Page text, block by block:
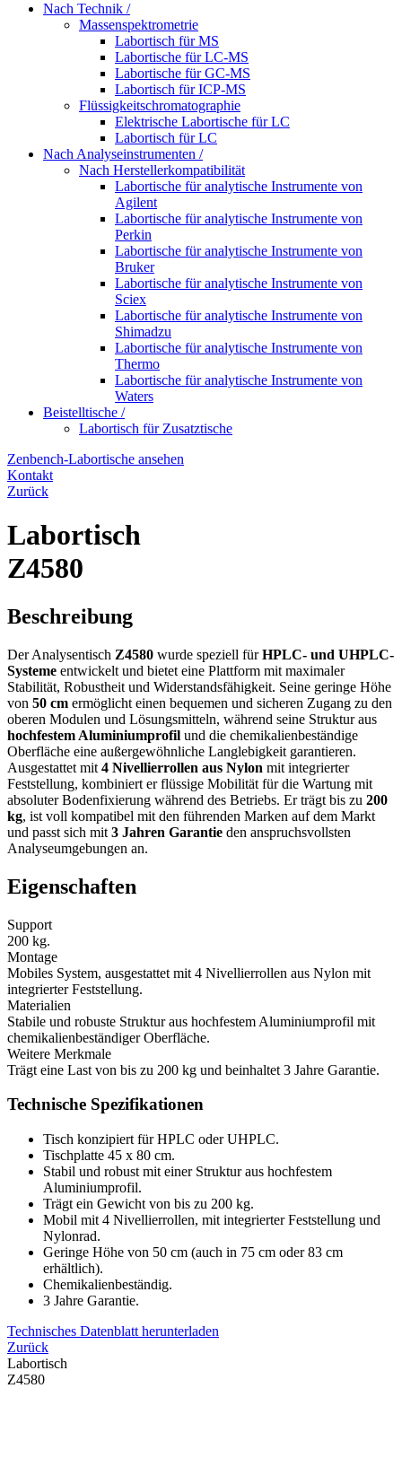
Nach Technik /
Massenspektrometrie
Labortisch für MS
Labortische für LC-MS
Labortische für GC-MS
Labortisch für ICP-MS
Flüssigkeitschromatographie
Elektrische Labortische für LC
Labortisch für LC
Nach Analyseinstrumenten /
Nach Herstellerkompatibilität
Labortische für analytische Instrumente von
Agilent
Labortische für analytische Instrumente von
Perkin
Labortische für analytische Instrumente von
Bruker
Labortische für analytische Instrumente von
Sciex
Labortische für analytische Instrumente von
Shimadzu
Labortische für analytische Instrumente von
Thermo
Labortische für analytische Instrumente von
Waters
Beistelltische /
Labortisch für Zusatztische
Zenbench-Labortische ansehen
Kontakt
Zurück
Labortisch
Z4580
Beschreibung
Der Analysentisch Z4580 wurde speziell fürHPLC- und UHPLC-
Systeme entwickelt und bietet eine Plattform mit maximaler
Stabilität, Robustheit und Widerstandsfähigkeit. Seine geringe Höhe
von 50 cm ermöglicht einen bequemen und sicheren Zugang zu den
oberen Modulen und Lösungsmitteln, während seine Struktur aus
hochfestem Aluminiumprofil und die chemikalienbeständige
Oberfläche eine außergewöhnliche Langlebigkeit garantieren.
Ausgestattet mit 4 Nivellierrollen aus Nylon mit integrierter
Feststellung, kombiniert er flüssige Mobilität für die Wartung mit
absoluter Bodenfixierung während des Betriebs. Er trägt bis zu 200
kg, ist voll kompatibel mit den führenden Marken auf dem Markt
und passt sich mit 3 Jahren Garantie den anspruchsvollsten
Analyseumgebungen an.
Eigenschaften
Support
200 kg.
Montage
Mobiles System, ausgestattet mit 4 Nivellierrollen aus Nylon mit
integrierter Feststellung.
Materialien
Stabile und robuste Struktur aus hochfestem Aluminiumprofil mit
chemikalienbeständiger Oberfläche.
Weitere Merkmale
Trägt eine Last von bis zu 200 kg und beinhaltet 3 Jahre Garantie.
Technische Spezifikationen
Tisch konzipiert für HPLC oder UHPLC.
Tischplatte 45 x 80 cm.
Stabil und robust mit einer Struktur aus hochfestem
Aluminiumprofil.
Trägt ein Gewicht von bis zu 200 kg.
Mobil mit 4 Nivellierrollen, mit integrierter Feststellung und
Nylonrad.
Geringe Höhe von 50 cm (auch in 75 cm oder 83 cm
erhältlich).
Chemikalienbeständig.
3 Jahre Garantie.
Technisches Datenblatt herunterladen
Zurück
Labortisch
Z4580